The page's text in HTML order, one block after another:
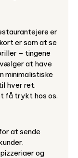
er
er som at se
– tingene
vælger at have
minimalistiske
hver ret.
få trykt hos os.
at sende
og